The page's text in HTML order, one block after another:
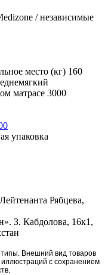
/ независимые
место (кг) 160
матрасе 3000
упаковка
Рябцева,
З. Кабдолова, 16к1,
Внешний вид товаров
с сохранением